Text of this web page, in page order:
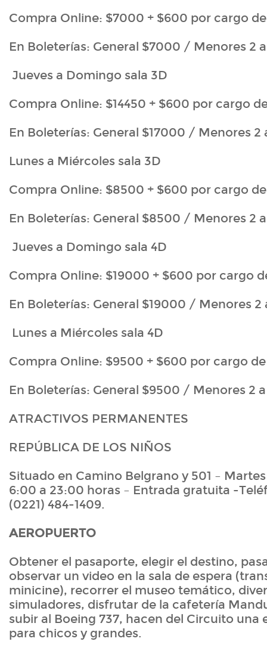
Compra Online: $7000 + $600 por cargo
En Boleterías: General $7000 / Menores 2
Jueves a Domingo sala 3D
Compra Online: $14450 + $600 por cargo
En Boleterías: General $17000 / Menores 2
Lunes a Miércoles sala 3D
Compra Online: $8500 + $600 por cargo
En Boleterías: General $8500 / Menores 2
Jueves a Domingo sala 4D
Compra Online: $19000 + $600 por cargo
En Boleterías: General $19000 / Menores 2
Lunes a Miércoles sala 4D
Compra Online: $9500 + $600 por cargo
En Boleterías: General $9500 / Menores 2
ATRACTIVOS PERMANENTES
REPÚBLICA DE LOS NIÑOS
Situado en Camino Belgrano y 501 –
6:00 a 23:00 horas – Entrada gratuita -
(0221) 484-1409.
AEROPUERTO
Obtener el pasaporte, elegir el destino,
observar un video en la sala de espera
minicine), recorrer el museo temático,
simuladores, disfrutar de la cafetería
subir al Boeing 737, hacen del Circuito una
para chicos y grandes.